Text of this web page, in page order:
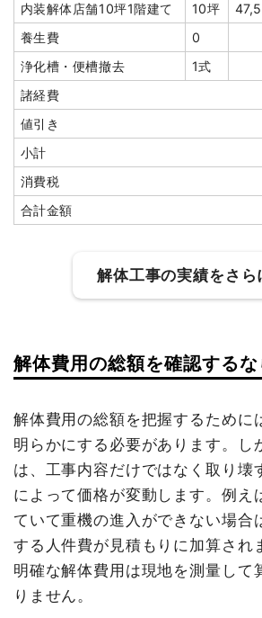
土間コンクリート撤去 3m³
ブロック塀撤去
2m³
植木・植栽撤去
庭石撤去
円
ブロック塀撤去 43m²
ブロック塀撤去
4m²
地中杭撤去
30本
消費税
諸経費
値引き
小計
消費税
合計金額
坪数 88坪
総額 997万円
品名 数量
鉄骨造アパート88坪3階
建て
88坪
円
養生費
415m²
外構撤去
1式
ブロック塀撤去
1式
ブロック塀撤去
1式
諸経費
内装解体店舗10坪1階建て
10坪
養生費
0
浄化槽・便槽撤去
1式
諸経費
値引き
小計
消費税
合計金額
解体工事の実績をさら
建物の種類/構造 内装解体住
建物解体費用 102万8,160
総額 135万円
品名 数量 単
内装解体住宅29坪1階建
て
29
坪
円
小運搬費
解体費用の総額を確認するな
解体費用の総額を把握するために
明らかにする必要があります。し
は、工事内容だけではなく取り壊
によって価格が変動します。例え
ていて重機の進入ができない場合
する人件費が見積もりに加算され
明確な解体費用は現地を測量して
りません。